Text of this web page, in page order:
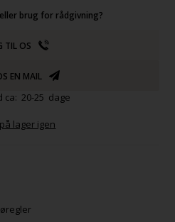
brug for rådgivning?
TIL OS
EN MAIL
ca: 20-25 dage
lager igen